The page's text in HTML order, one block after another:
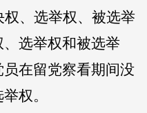
、选举权、被选举
选举权和被选举
在留党察看期间没
权。